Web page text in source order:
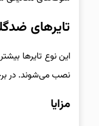
تایرهای
این نوع تایرها
نصب می‌شوند. در
مزایا